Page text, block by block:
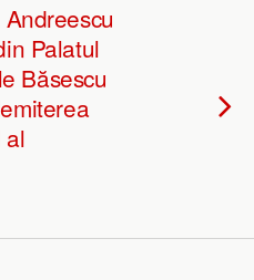
Palatul
Băsescu
al